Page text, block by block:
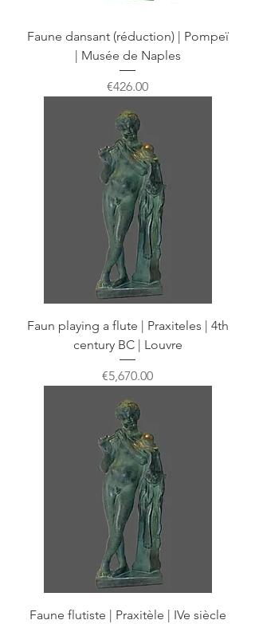
Faune dansant (réduction) | Pompeï
| Musée de Naples
Price
€426.00
Faun playing a flute | Praxiteles | 4th
century BC | Louvre
Price
€5,670.00
Faune flutiste | Praxitèle | IVe siècle